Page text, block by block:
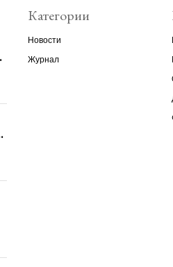
Категории
Новости
Журнал